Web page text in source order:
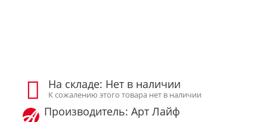
На складе: Нет в наличии
К сожалению этого товара нет в наличии
Производитель: Арт Лайф